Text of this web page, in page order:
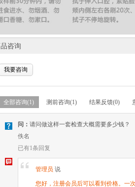
咨询
我要咨询
全部咨询(1) 测前咨询(1) 结果反馈(0)
V 问： 请问做这样一套检查大概需要多少钱？
佚名
已有1条回复
W [ 管理员 说
您好，注册会员后可以看到价格。一